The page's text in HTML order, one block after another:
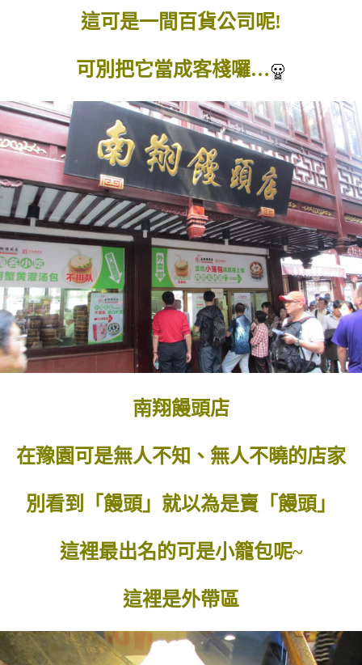
這可是一間百貨公司呢!
可別把它當成客棧囉…
南翔饅頭店
在豫園可是無人不知、無人不曉的店家
別看到「饅頭」就以為是賣「饅頭」
這裡最出名的可是小籠包呢~
這裡是外帶區